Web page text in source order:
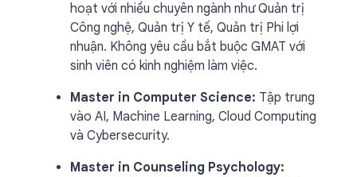
hoạt với nhiều chuyên ngành như Quản trị
Công nghệ, Quản trị Y tế, Quản trị Phi lợi
nhuận. Không yêu cầu bắt buộc GMAT với
sinh viên có kinh nghiệm làm việc.
Master in Computer Science: Tập trung
vào AI, Machine Learning, Cloud Computing
và Cybersecurity.
Master in Counseling Psychology: